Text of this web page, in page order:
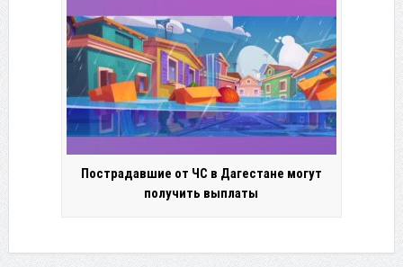
Пострадавшие от ЧС в Дагестане могут
получить выплаты